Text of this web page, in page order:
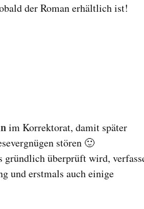
der Roman erhältlich ist!
im Korrektorat, damit später
stören 🙂
gründlich überprüft wird,
und erstmals auch einige